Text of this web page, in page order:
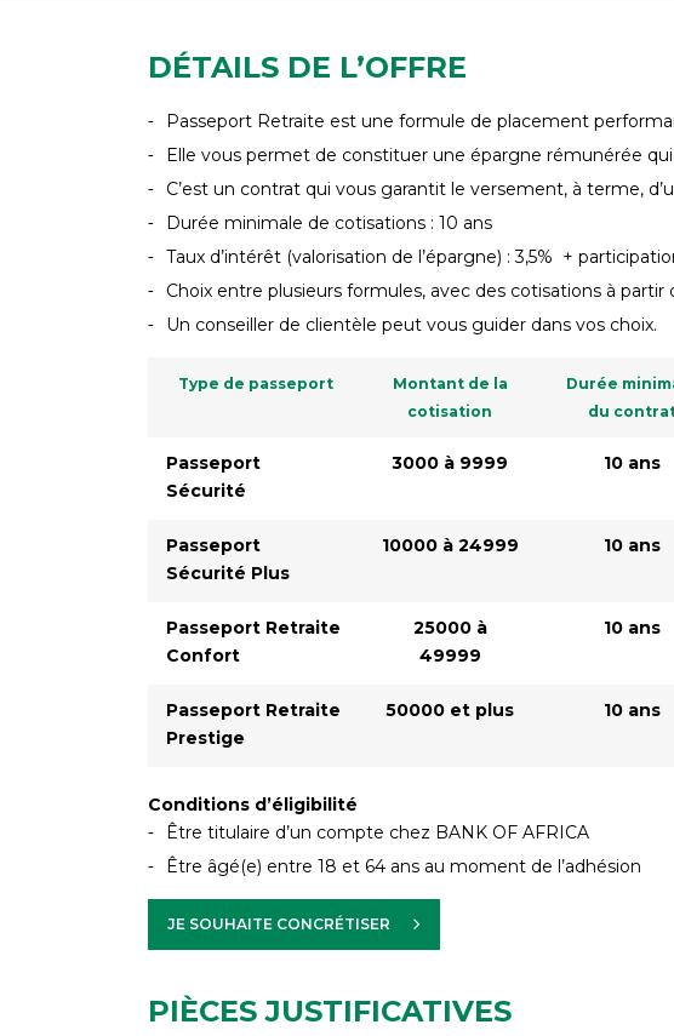
DÉTAILS DE L’OFFRE
Passeport Retraite est une formule de placement
Elle vous permet de constituer une épargne rémunérée
C’est un contrat qui vous garantit le versement, à terme,
Durée minimale de cotisations : 10 ans
Taux d’intérêt (valorisation de l’épargne) : 3,5% +
Choix entre plusieurs formules, avec des cotisations à partir
Un conseiller de clientèle peut vous guider dans vos choix.
Type de passeport
Montant de la
cotisation
Durée
du
Passeport
Sécurité
3000 à 9999 10 ans
Passeport
Sécurité Plus
10000 à 24999 10 ans
Passeport Retraite
Confort
25000 à
49999
10 ans
Passeport Retraite
Prestige
50000 et plus 10 ans
Conditions d’éligibilité
Être titulaire d’un compte chez BANK OF AFRICA
Être âgé(e) entre 18 et 64 ans au moment de l’adhésion
JE SOUHAITE CONCRÉTISER
PIÈCES JUSTIFICATIVES